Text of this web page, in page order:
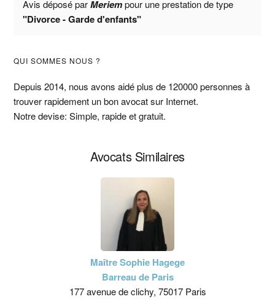
Avis déposé parMeriempour une prestation de type
"Divorce - Garde d'enfants"
Barre
latérale
principale
QUI SOMMES NOUS ?
Depuis 2014, nous avons aidé plus de 120000 personnes à
trouver rapidement un bon avocat sur Internet.
Notre devise: Simple, rapide et gratuit.
Avocats Similaires
Maître Sophie Hagege
Barreau de Paris
177 avenue de clichy, 75017 Paris